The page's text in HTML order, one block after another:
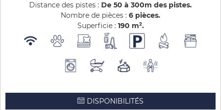
Distance des pistes : De 50 à 300m des pistes
Nombre de pièces : 6 pièces
Superficie : 190 m²
DISPONIBILITÉS